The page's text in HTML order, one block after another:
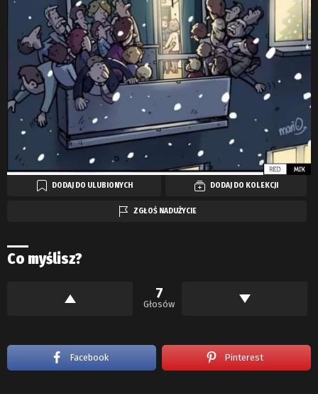
DODAJ DO ULUBIONYCH DODAJ DO KOLEKCJI
ZGŁOŚ NADUŻYCIE
Co myślisz?
7
Głosów
Facebook Pinterest